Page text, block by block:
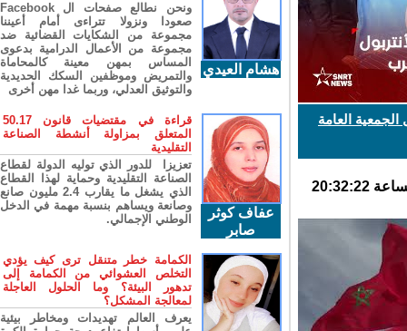
العامة
هشام العيدي
ونحن نطالع صفحات ال Facebook
صعودا ونزولا تتراءى أمام أعيننا
مجموعة من الشكايات القضائية ضد
مجموعة من الأعمال الدرامية بدعوى
المساس بمهن معينة كالمحاماة
والتمريض وموظفين السكك الحديدية
والتوثيق العدلي، وربما غدا مهن أخرى
عفاف كوثر
صابر
قراءة في مقتضيات قانون 50.17
المتعلق بمزاولة أنشطة الصناعة
التقليدية
تعزيزا للدور الذي توليه الدولة لقطاع
الصناعة التقليدية وحماية لهذا القطاع
الذي يشغل ما يقارب 2.4 مليون صانع
وصانعة ويساهم بنسبة مهمة في الدخل
الوطني الإجمالي.
الكمامة خطر متنقل ترى كيف يؤدي
التخلص العشوائي من الكمامة إلى
تدهور البيئة؟ وما الحلول العاجلة
لمعالجة المشكل؟
يعرف العالم تهديدات ومخاطر بيئية